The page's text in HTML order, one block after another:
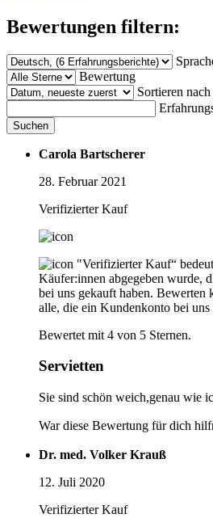
Bewertungen filtern:
Bewertung
Sortieren nach
Suchen
Carola Bartscherer
28. Februar 2021
Verifizierter Kauf
"Verifizierter Kauf“
Käufer:innen abgegeben wurde,
bei uns gekauft haben. Bewerten
alle, die ein Kundenkonto bei uns
Bewertet mit 4 von 5 Sternen.
Servietten
Sie sind schön weich,genau wie
War diese Bewertung für dich
Dr. med. Volker Krauß
12. Juli 2020
Verifizierter Kauf